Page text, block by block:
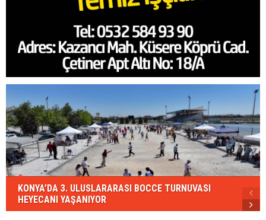
KONYA’DA 3. ULUSLARARASI BOCCE TURNUVASI
HEYECANI YAŞANIYOR